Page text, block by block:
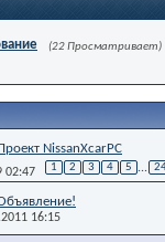
(22 Просматривает)
NissanXcarPC
02:47 1 2 3 4 5 ...
16:15